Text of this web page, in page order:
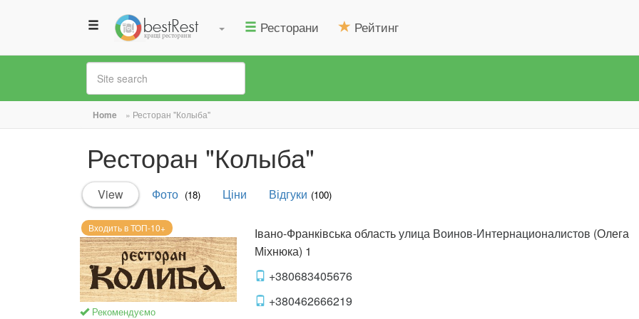
Ресторани Рейтинг
You
are
here
Home » Ресторан "Колыба"
Ресторан "Колыба"
Primary
tabs
View (active
tab)
Фото (18) Ціни Відгуки (100)
Входить в ТОП-10+
Рекомендуємо
Івано-Франківська областьулица Воинов-Интернационалистов (Олега
Міхнюка) 1
+380683405676
+380462666219